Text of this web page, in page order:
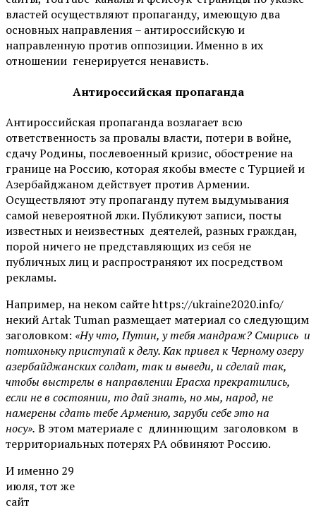
властей осуществляют пропаганду, имеющую два
основных направления – антироссийскую и
направленную против оппозиции. Именно в их
отношении генерируется ненависть.
Антироссийская пропаганда
Антироссийская пропаганда возлагает всю
ответственность за провалы власти, потери в войне,
сдачу Родины, послевоенный кризис, обострение на
границе на Россию, которая якобы вместе с Турцией и
Азербайджаном действует против Армении.
Осуществляют эту пропаганду путем выдумывания
самой невероятной лжи. Публикуют записи, посты
известных и неизвестных деятелей, разных граждан,
порой ничего не представляющих из себя не
публичных лиц и распространяют их посредством
рекламы.
Например, на неком сайте https://ukraine2020.info/
некий Artak Tuman размещает материал со следующим
заголовком: «Ну что, Путин, у тебя мандраж? Смирись и
потихоньку приступай к делу. Как привел к Черному озеру
азербайджанских солдат, так и выведи, и сделай так,
чтобы выстрелы в направлении Ерасха прекратились,
если не в состоянии, то дай знать, но мы, народ, не
намерены сдать тебе Армению, заруби себе это на
носу». В этом материале с длиннющим заголовком в
территориальных потерях РА обвиняют Россию.
И именно 29
июля, тот же
сайт